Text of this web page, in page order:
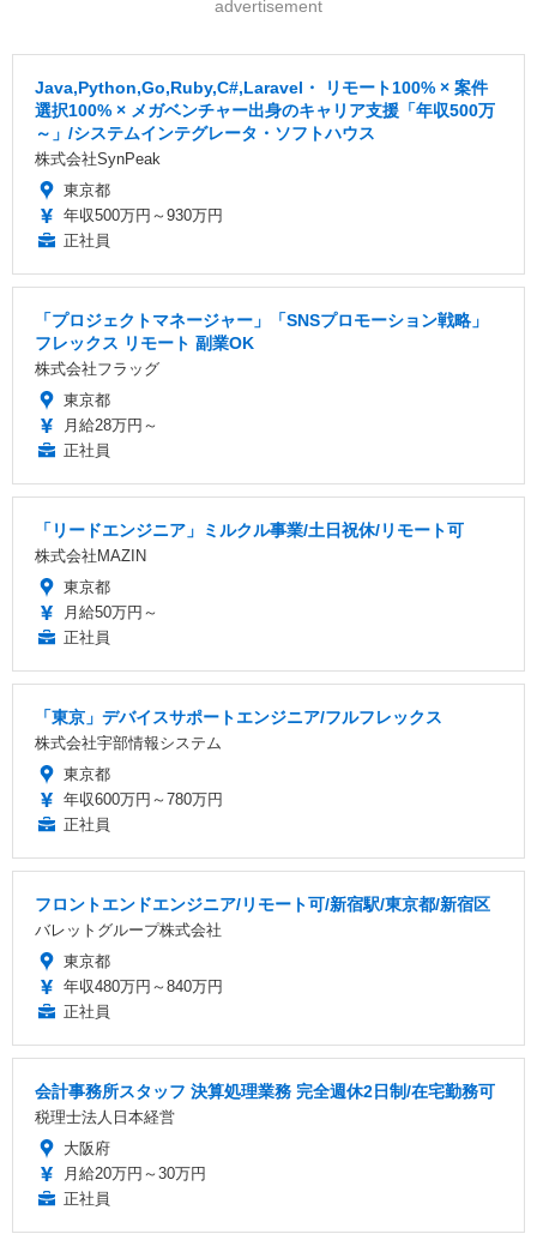
advertisement
Java,Python,Go,Ruby,C#,Laravel・ リモート100% × 案件
選択100% × メガベンチャー出身のキャリア支援「年収500万
～」/システムインテグレータ・ソフトハウス
株式会社SynPeak
東京都
年収500万円～930万円
正社員
「プロジェクトマネージャー」「SNSプロモーション戦略」
フレックス リモート 副業OK
株式会社フラッグ
東京都
月給28万円～
正社員
「リードエンジニア」ミルクル事業/土日祝休/リモート可
株式会社MAZIN
東京都
月給50万円～
正社員
「東京」デバイスサポートエンジニア/フルフレックス
株式会社宇部情報システム
東京都
年収600万円～780万円
正社員
フロントエンドエンジニア/リモート可/新宿駅/東京都/新宿区
バレットグループ株式会社
東京都
年収480万円～840万円
正社員
会計事務所スタッフ 決算処理業務 完全週休2日制/在宅勤務可
税理士法人日本経営
大阪府
月給20万円～30万円
正社員